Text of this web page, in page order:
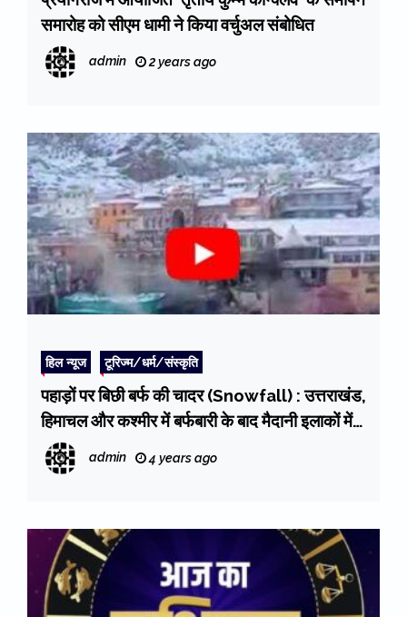
समारोह को सीएम धामी ने किया वर्चुअल संबोधित
admin 2 years ago
हिल न्यूज टूरिज्म/धर्म/संस्कृति
पहाड़ों पर बिछी बर्फ की चादर (Snowfall) : उत्तराखंड,
हिमाचल और कश्मीर में बर्फबारी के बाद मैदानी इलाकों में
भी बढ़ी ठंड, देखें बद्रीनाथ धाम का ये दृश्य
admin 4 years ago